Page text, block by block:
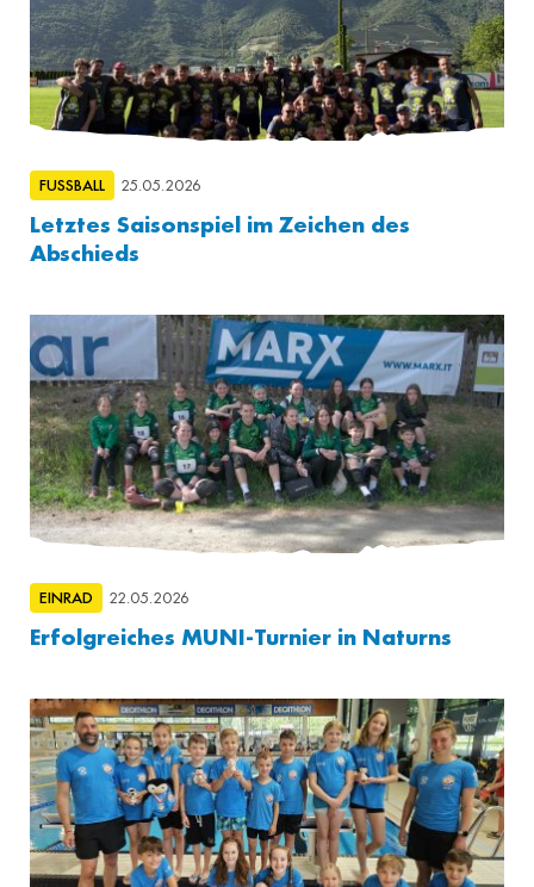
FUSSBALL 25.05.2026
Letztes Saisonspiel im Zeichen des
Abschieds
EINRAD 22.05.2026
Erfolgreiches MUNI-Turnier in Naturns